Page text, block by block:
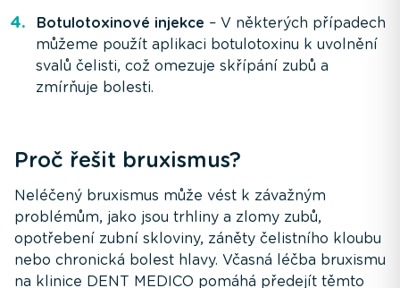
Botulotoxinové injekce – V některých případech
můžeme použít aplikaci botulotoxinu k uvolnění
svalů čelisti, což omezuje skřípání zubů a
zmírňuje bolesti.
Proč řešit bruxismus?
Neléčený bruxismus může vést k závažným
problémům, jako jsou trhliny a zlomy zubů,
opotřebení zubní skloviny, záněty čelistního kloubu
nebo chronická bolest hlavy. Včasná léčba bruxismu
na klinice DENT MEDICO pomáhá předejít těmto